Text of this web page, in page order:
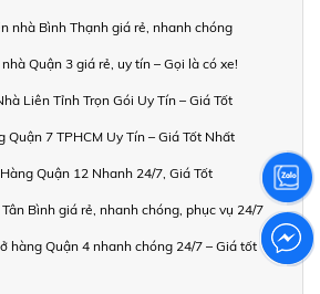
nhà Bình Thạnh giá rẻ, nhanh chóng
Quận 3 giá rẻ, uy tín – Gọi là có xe!
Liên Tỉnh Trọn Gói Uy Tín – Giá Tốt
Quận 7 TPHCM Uy Tín – Giá Tốt Nhất
Quận 12 Nhanh 24/7, Giá Tốt
Bình giá rẻ, nhanh chóng, phục vụ 24/7
hàng Quận 4 nhanh chóng 24/7 – Giá tốt